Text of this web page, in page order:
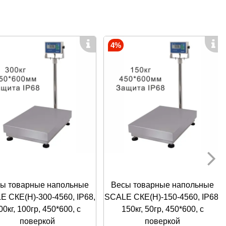
интервал или нет;
и учитывать вес нетто;
упаковке;
и подходит для пищепрома;
хорошо видны на дисплее в и в
перебоях с электроэнергией;
своевременная зарядка батареи
товарные напольные
СКЕ(Н)-300-4560, IP68,
100гр, 450*600, с
поверкой
4%
Весы товарные напольные
SCALE СКЕ(Н)-150-4560, IP68,
150кг, 50гр, 450*600, с
поверкой